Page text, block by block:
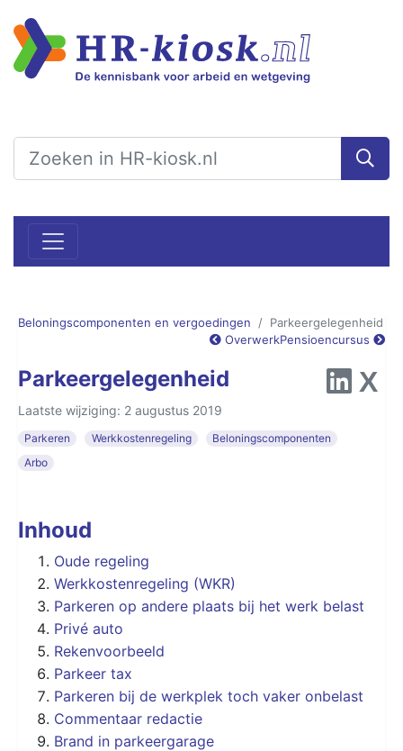
Beloningscomponenten en vergoedingen
Parkeergelegenheid
OverwerkPensioencursus
Parkeergelegenheid
Laatste wijziging: 2 augustus 2019
Parkeren Werkkostenregeling
Beloningscomponenten
Arbo
Inhoud
Oude regeling
Werkkostenregeling (WKR)
Parkeren op andere plaats bij het werk belast
Privé auto
Rekenvoorbeeld
Parkeer tax
Parkeren bij de werkplek toch vaker onbelast
Commentaar redactie
Brand in parkeergarage